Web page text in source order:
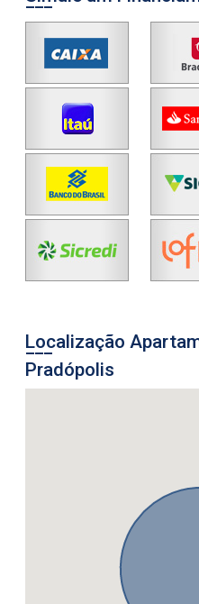
Localização
Pradópolis